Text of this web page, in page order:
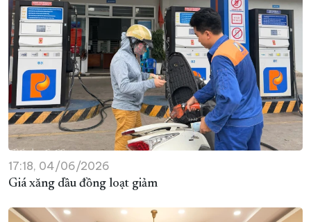
17:18, 04/06/2026
Giá xăng dầu đồng loạt giảm